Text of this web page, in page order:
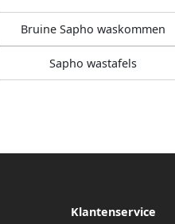
Bruine Sapho waskommen
Sapho wastafels
Klantenservice